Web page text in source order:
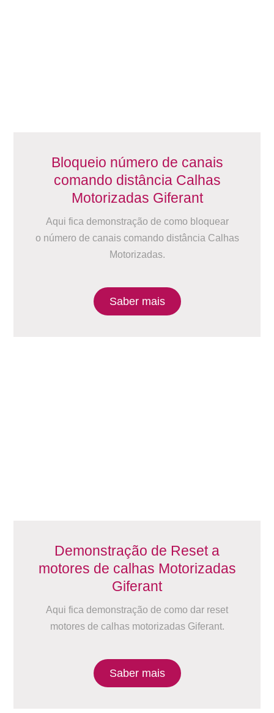
Bloqueio número de canais
comando distância Calhas
Motorizadas Giferant
Aqui fica demonstração de como bloquear
o número de canais comando distância Calhas
Motorizadas.
Saber mais
Demonstração de Reset a
motores de calhas Motorizadas
Giferant
Aqui fica demonstração de como dar reset
motores de calhas motorizadas Giferant.
Saber mais